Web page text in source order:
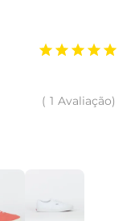
1 Avaliação